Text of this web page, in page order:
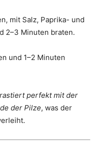
mit Salz, Paprika- und
2–3 Minuten braten.
und 1–2 Minuten
perfekt mit der
der Pilze, was der